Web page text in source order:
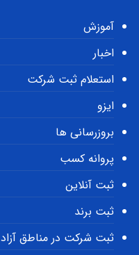
آموزش
اخبار
استعلام ثبت شرکت
ایزو
بروزرسانی ها
پروانه کسب
ثبت آنلاین
ثبت برند
ثبت شرکت در مناطق آزاد